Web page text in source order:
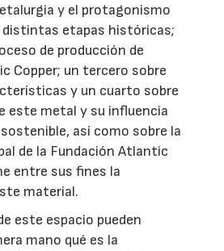
y el protagonismo
distintas etapas históricas;
de producción de
Copper; un tercero sobre
y un cuarto sobre
este metal y su influencia
así como sobre la
de la Fundación Atlantic
entre sus fines la
material.
este espacio pueden
mano qué es la